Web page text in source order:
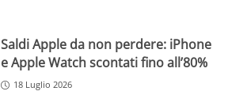
Saldi Apple da non perdere: iPhone
e Apple Watch scontati fino all’80%
18 Luglio 2026